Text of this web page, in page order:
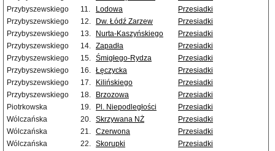
Przybyszewskiego
11. Lodowa
Przesiadki
Przybyszewskiego
12. Dw. Łódź Zarzew
Przesiadki
Przybyszewskiego
13. Nurta-Kaszyńskiego
Przesiadki
Przybyszewskiego
14. Zapadła
Przesiadki
Przybyszewskiego
15. Śmigłego-Rydza
Przesiadki
Przybyszewskiego
16. Łęczycka
Przesiadki
Przybyszewskiego
17. Kilińskiego
Przesiadki
Przybyszewskiego
18. Brzozowa
Przesiadki
Piotrkowska
19. Pl. Niepodległości
Przesiadki
Wólczańska
20. Skrzywana NŻ
Przesiadki
Wólczańska
21. Czerwona
Przesiadki
Wólczańska
22. Skorupki
Przesiadki